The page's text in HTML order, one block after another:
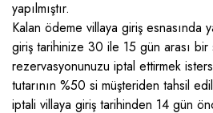
yapılmıştır.
Kalan ödeme villaya giriş esnasında
giriş tarihinize 30 ile 15 gün arası bir
rezervasyonunuzu iptal ettirmek
tutarının %50 si müşteriden tahsil
iptali villaya giriş tarihinden 14 gün